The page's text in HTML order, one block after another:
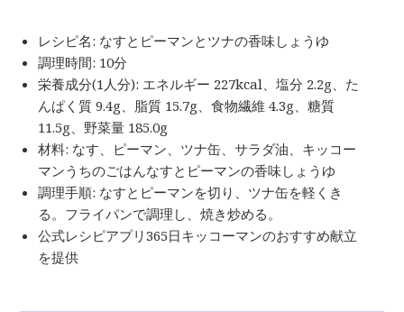
レシピ名: なすとピーマンとツナの香味しょうゆ
調理時間: 10分
栄養成分(1人分): エネルギー 227kcal、塩分 2.2g、た
んぱく質 9.4g、脂質 15.7g、食物繊維 4.3g、糖質
11.5g、野菜量 185.0g
材料: なす、ピーマン、ツナ缶、サラダ油、キッコー
マンうちのごはんなすとピーマンの香味しょうゆ
調理手順: なすとピーマンを切り、ツナ缶を軽くき
る。フライパンで調理し、焼き炒める。
公式レシピアプリ365日キッコーマンのおすすめ献立
を提供